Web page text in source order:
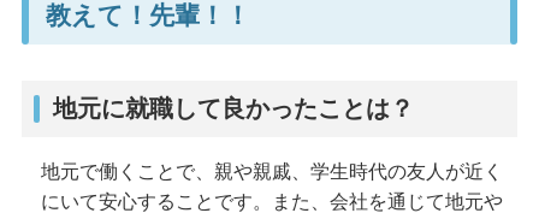
教えて！先輩！！
地元に就職して良かったことは？
地元で働くことで、親や親戚、学生時代の友人が近く
にいて安心することです。また、会社を通じて地元や